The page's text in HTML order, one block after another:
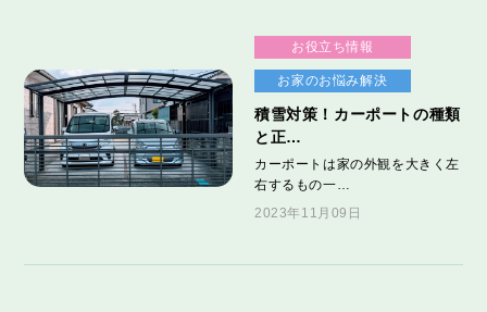
お役立ち情報
お家のお悩み解決
積雪対策！カーポートの種類
と正…
カーポートは家の外観を大きく左
右するもの一…
2023年11月09日